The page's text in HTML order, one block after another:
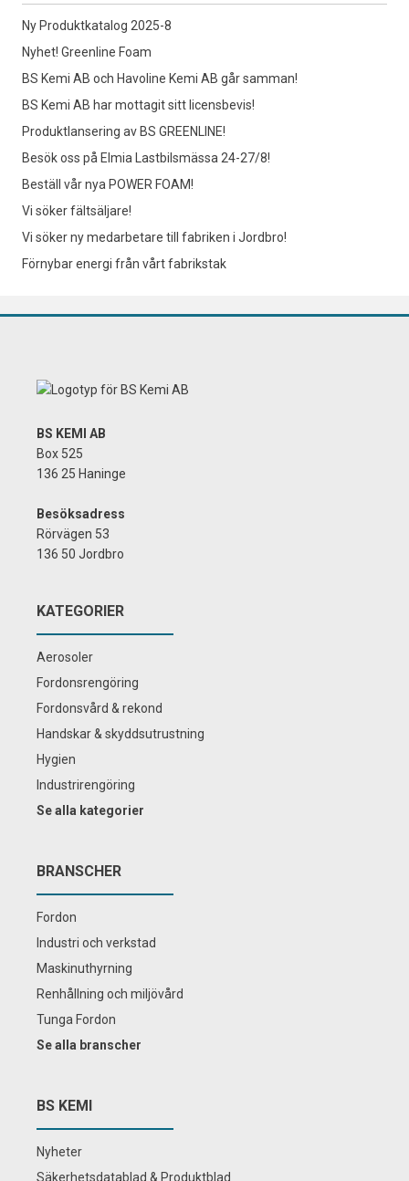
Ny Produktkatalog 2025-8
Nyhet! Greenline Foam
BS Kemi AB och Havoline Kemi AB går samman!
BS Kemi AB har mottagit sitt licensbevis!
Produktlansering av BS GREENLINE!
Besök oss på Elmia Lastbilsmässa 24-27/8!
Beställ vår nya POWER FOAM!
Vi söker fältsäljare!
Vi söker ny medarbetare till fabriken i Jordbro!
Förnybar energi från vårt fabrikstak
BS KEMI AB
Box 525
136 25 Haninge
Besöksadress
Rörvägen 53
136 50 Jordbro
KATEGORIER
Aerosoler
Fordonsrengöring
Fordonsvård & rekond
Handskar & skyddsutrustning
Hygien
Industrirengöring
Se alla kategorier
BRANSCHER
Fordon
Industri och verkstad
Maskinuthyrning
Renhållning och miljövård
Tunga Fordon
Se alla branscher
BS KEMI
Nyheter
Säkerhetsdatablad & Produktblad